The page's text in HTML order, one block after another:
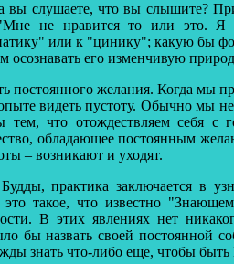
вы слушаете, что вы слышите?
не нравится то или это.
или к "цинику"; какую бы
осознавать его изменчивую
постоянного желания. Когда мы
видеть пустоту. Обычно мы
тем, что отождествляем себя
обладающее постоянным
– возникают и уходят.
практика заключается в
такое, что известно
В этих явлениях нет
бы назвать своей постоянной
знать что-либо еще, чтобы быть